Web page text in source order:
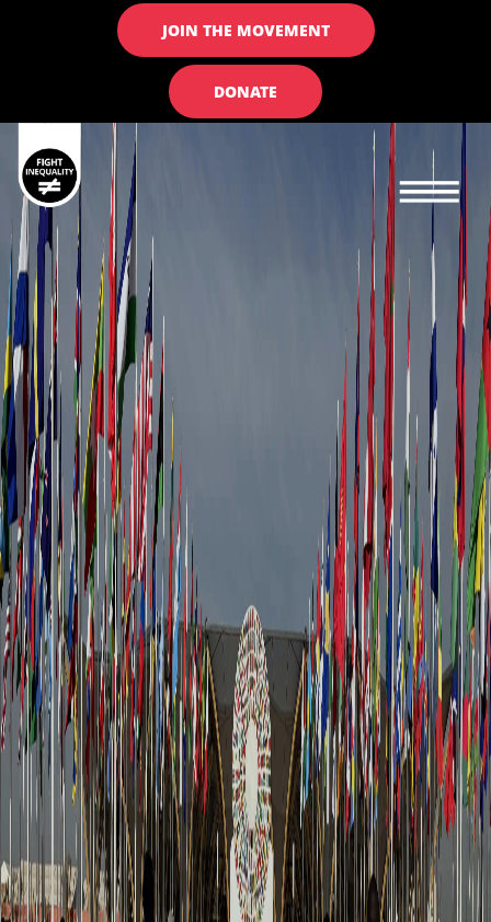
JOIN THE MOVEMENT
DONATE
Main navigation